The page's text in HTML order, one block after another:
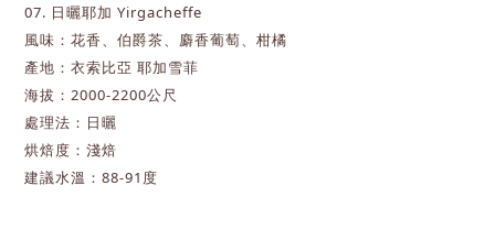
07. 日曬耶加 Yirgacheffe
風味：花香、伯爵茶、麝香葡萄、柑橘
產地：衣索比亞 耶加雪菲
海拔：2000-2200公尺
處理法：日曬
烘焙度：淺焙
建議水溫：88-91度